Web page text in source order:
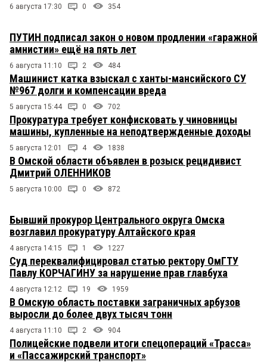
6 августа 17:30 0 354
ПУТИН подписал закон о новом продлении «гаражной
амнистии» ещё на пять лет
6 августа 11:10 2 484
Машинист катка взыскал с ханты-мансийского СУ
№967 долги и компенсации вреда
5 августа 15:44 0 702
Прокуратура требует конфисковать у чиновницы
машины, купленные на неподтвержденные доходы
5 августа 12:01 4 1838
В Омской области объявлен в розыск рецидивист
Дмитрий ОЛЕННИКОВ
5 августа 10:00 0 872
Бывший прокурор Центрального округа Омска
возглавил прокуратуру Алтайского края
4 августа 14:15 1 1227
Суд переквалифицировал статью ректору ОмГТУ
Павлу КОРЧАГИНУ за нарушение прав главбуха
4 августа 12:12 19 1959
В Омскую область поставки заграничных арбузов
выросли до более двух тысяч тонн
4 августа 11:10 2 904
Полицейские подвели итоги спецопераций «Трасса»
и «Пассажирский транспорт»